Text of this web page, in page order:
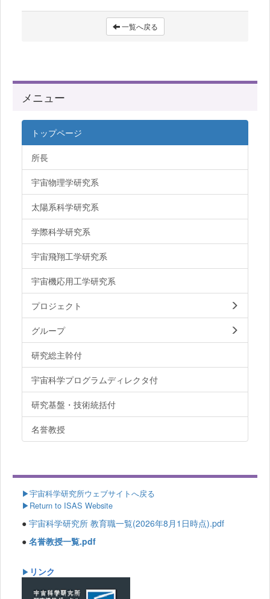
一覧へ戻る
メニュー
トップページ
所長
宇宙物理学研究系
太陽系科学研究系
学際科学研究系
宇宙飛翔工学研究系
宇宙機応用工学研究系
プロジェクト
グループ
研究総主幹付
宇宙科学プログラムディレクタ付
研究基盤・技術統括付
名誉教授
▶宇宙科学研究所ウェブサイトへ戻る
▶Return to ISAS Website
● 宇宙科学研究所 教育職一覧(2026年8月1日時点).pdf
● 名誉教授一覧.pdf
▶ リンク